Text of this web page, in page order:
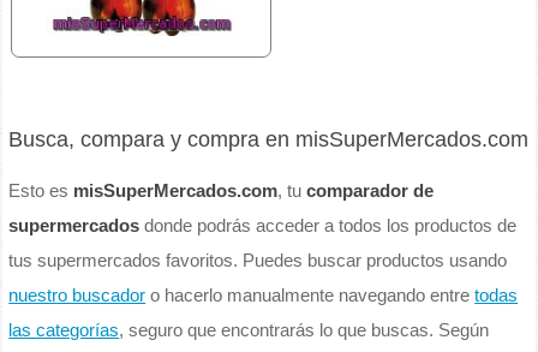
Busca, compara y compra en misSuperMercados.com
Esto es misSuperMercados.com, tucomparador de
supermercados donde podrás acceder a todos los productos de
tus supermercados favoritos. Puedes buscar productos usando
nuestro buscador o hacerlo manualmente navegando entretodas
las categorías, seguro que encontrarás lo que buscas. Según